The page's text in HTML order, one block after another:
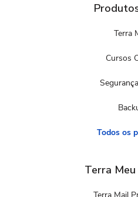
Terra
Cursos
Todos os
Terra
Terra Mail